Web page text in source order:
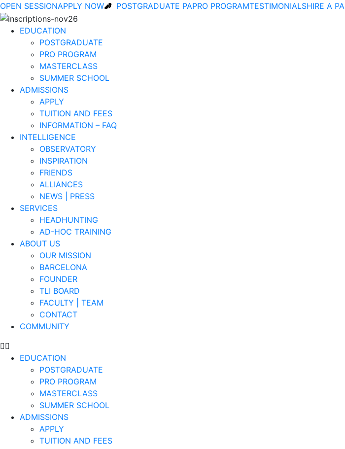
OPEN SESSIONAPPLY NOW POSTGRADUATE PAPRO PROGRAMTESTIMONIALSHIRE A PA
EDUCATION
POSTGRADUATE
PRO PROGRAM
MASTERCLASS
SUMMER SCHOOL
ADMISSIONS
APPLY
TUITION AND FEES
INFORMATION – FAQ
INTELLIGENCE
OBSERVATORY
INSPIRATION
FRIENDS
ALLIANCES
NEWS | PRESS
SERVICES
HEADHUNTING
AD-HOC TRAINING
ABOUT US
OUR MISSION
BARCELONA
FOUNDER
TLI BOARD
FACULTY | TEAM
CONTACT
COMMUNITY
EDUCATION
POSTGRADUATE
PRO PROGRAM
MASTERCLASS
SUMMER SCHOOL
ADMISSIONS
APPLY
TUITION AND FEES